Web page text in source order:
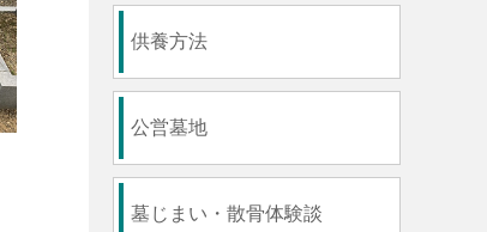
供養方法
公営墓地
墓じまい・散骨体験談